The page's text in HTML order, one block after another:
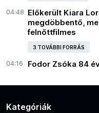
04:48 Előkerült Kiara
megdöbbentő,
felnőttfilmes
3 TOVÁBBI FORRÁS
04:16 Fodor Zsóka 84
Kategóriák